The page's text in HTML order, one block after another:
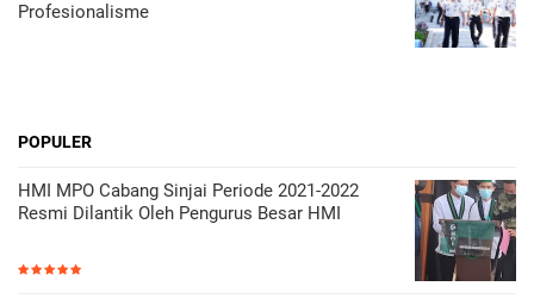
Profesionalisme
POPULER
HMI MPO Cabang Sinjai Periode 2021-2022
Resmi Dilantik Oleh Pengurus Besar HMI